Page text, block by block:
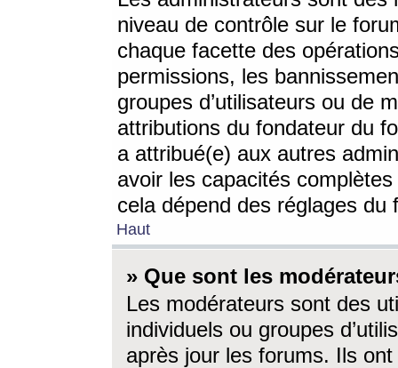
niveau de contrôle sur le
chaque facette des
permissions, les
groupes d’utilisateurs ou de
attributions du fondateur du
a attribué(e) aux autres
avoir les capacités
cela dépend des réglages du
Haut
» Que sont les
Les modérateurs sont des
individuels ou groupes
après jour les forums. Ils ont